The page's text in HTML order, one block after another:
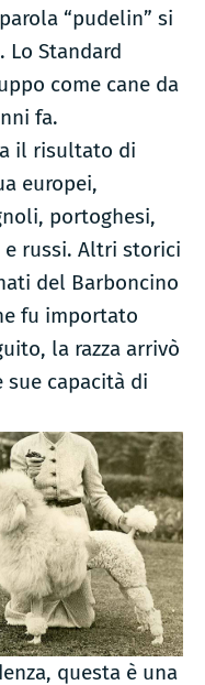
“pudelin” si
Lo Standard
come cane da
fa.
il risultato di
europei,
portoghesi,
e russi. Altri storici
del Barboncino
fu importato
la razza arrivò
sue capacità di
questa è una